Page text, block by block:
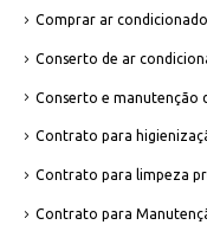
Comprar ar
Conserto de ar
Conserto e manutenção
Contrato para
Contrato para limpeza
Contrato para